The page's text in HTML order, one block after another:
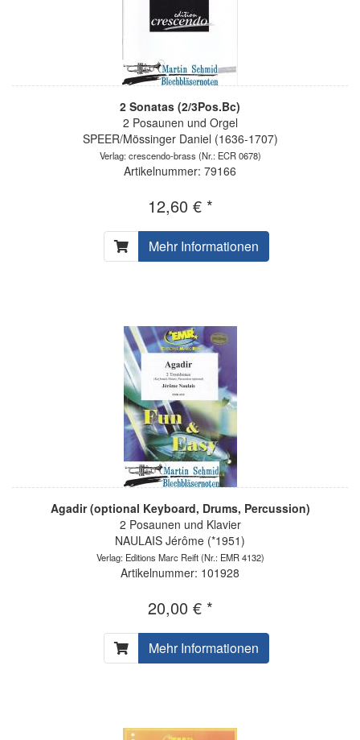
2 Sonatas (2/3Pos.Bc)
2 Posaunen und Orgel
SPEER/Mössinger Daniel (1636-1707)
Verlag: crescendo-brass (Nr.: ECR 0678)
Artikelnummer: 79166
12,60 € *
Mehr Informationen
Agadir (optional Keyboard, Drums, Percussion)
2 Posaunen und Klavier
NAULAIS Jérôme (*1951)
Verlag: Editions Marc Reift(Nr.: EMR 4132)
Artikelnummer: 101928
20,00 € *
Mehr Informationen